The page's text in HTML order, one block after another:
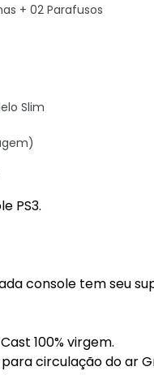
+ 02 Parafusos
Slim
PS3.
console tem seu
100% virgem.
circulação do ar